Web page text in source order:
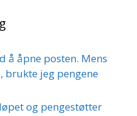
å åpne posten. Mens
brukte jeg pengene
og pengestøtter